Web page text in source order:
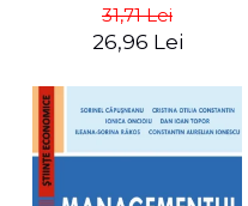
31,71 Lei
26,96 Lei